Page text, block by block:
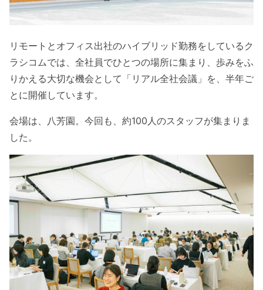
リモートとオフィス出社のハイブリッド勤務をしているク
ラシコムでは、全社員でひとつの場所に集まり、歩みをふ
りかえる大切な機会として「リアル全社会議」を、半年ご
とに開催しています。
会場は、八芳園。今回も、約100人のスタッフが集まりま
した。